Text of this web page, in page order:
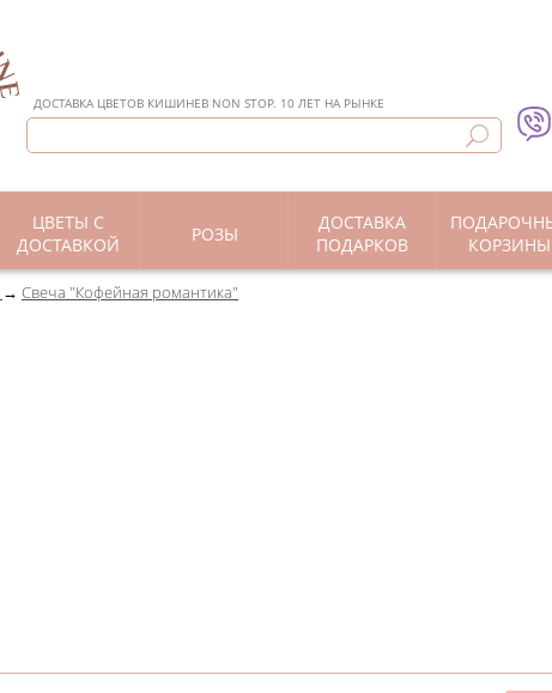
ДОСТАВКА ЦВЕТОВ КИШИНЕВ NON STOP. 10 ЛЕТ НА РЫНКЕ
ЦВЕТЫ С
ДОСТАВКОЙ
РОЗЫ
ДОСТАВКА
ПОДАРКОВ
КОРЗИНЫ
Свеча "Кофейная романтика"